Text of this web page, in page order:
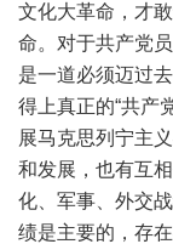
文化大革命，才
命。对于共产党
是一道必须迈过
得上真正的“共产
展马克思列宁主
和发展，也有互
化、军事、外交
绩是主要的，存